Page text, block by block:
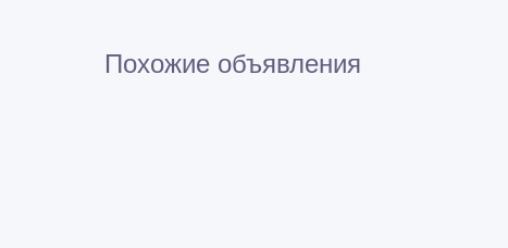
Похожие объявления